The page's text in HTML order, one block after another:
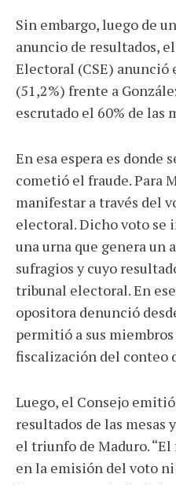
Sin embargo, luego de
anuncio de resultados,
Electoral (CSE)
(51,2%) frente a
escrutado el 60% de las
En esa espera es donde
cometió el fraude. Para
manifestar a través del
electoral. Dicho voto se
una urna que genera un
sufragios y cuyo
tribunal electoral. En
opositora denunció
permitió a sus
fiscalización del conteo
Luego, el Consejo
resultados de las mesas
el triunfo de Maduro.
en la emisión del voto